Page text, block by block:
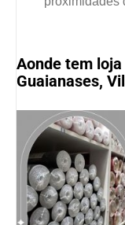
Aonde tem
Guaianases,